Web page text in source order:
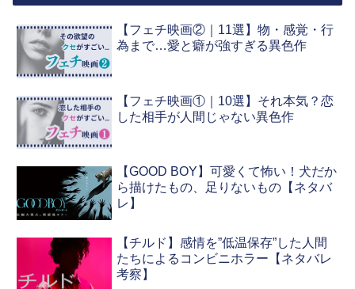
【フェチ映画②｜11選】物・感覚・行
為まで…愛と癖が強すぎる異色作
【フェチ映画①｜10選】それ本気？恋
した相手が人間じゃない異色作
【GOOD BOY】可愛くて怖い！犬だか
ら描けたもの、足りないもの【ネタバ
レ】
【チルド】感情を”低温保存”した人間
たちによるコンビニホラー【ネタバレ
考察】